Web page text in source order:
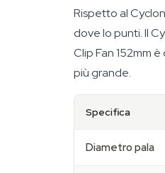
Rispetto al
dove lo punti. Il
Clip Fan 152mm
più grande.
Specifica
Diametro pala